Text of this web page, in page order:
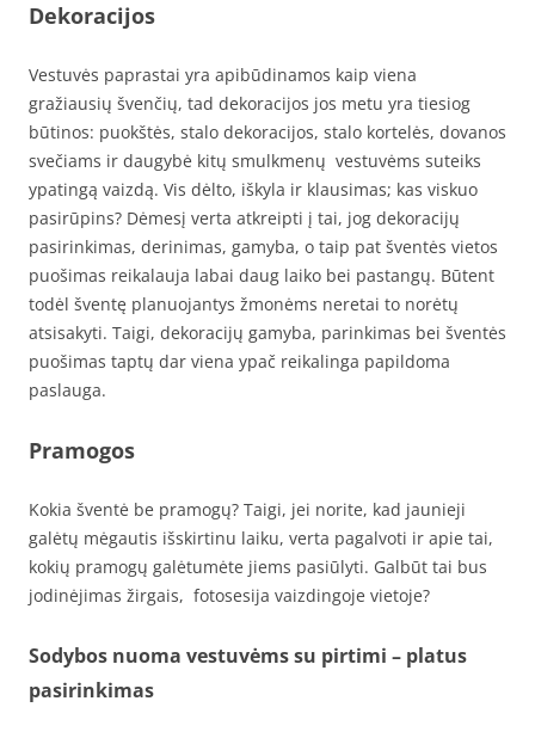
Dekoracijos
Vestuvės paprastai yra apibūdinamos kaip viena
gražiausių švenčių, tad dekoracijos jos metu yra tiesiog
būtinos: puokštės, stalo dekoracijos, stalo kortelės, dovanos
svečiams ir daugybė kitų smulkmenų vestuvėms suteiks
ypatingą vaizdą. Vis dėlto, iškyla ir klausimas; kas viskuo
pasirūpins? Dėmesį verta atkreipti į tai, jog dekoracijų
pasirinkimas, derinimas, gamyba, o taip pat šventės vietos
puošimas reikalauja labai daug laiko bei pastangų. Būtent
todėl šventę planuojantys žmonėms neretai to norėtų
atsisakyti. Taigi, dekoracijų gamyba, parinkimas bei šventės
puošimas taptų dar viena ypač reikalinga papildoma
paslauga.
Pramogos
Kokia šventė be pramogų? Taigi, jei norite, kad jaunieji
galėtų mėgautis išskirtinu laiku, verta pagalvoti ir apie tai,
kokių pramogų galėtumėte jiems pasiūlyti. Galbūt tai bus
jodinėjimas žirgais, fotosesija vaizdingoje vietoje?
Sodybos nuoma vestuvėms su pirtimi – platus
pasirinkimas